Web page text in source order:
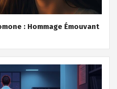
: Hommage Émouvant